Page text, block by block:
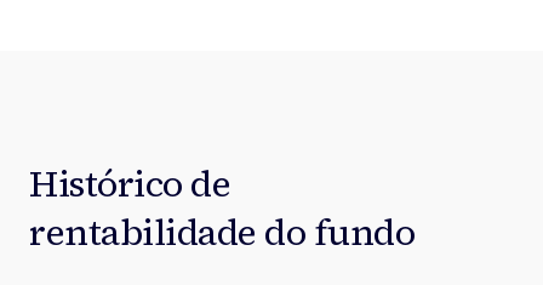
Histórico de
rentabilidade do fundo